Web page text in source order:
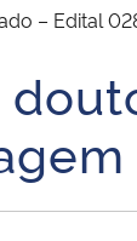
Regional
da União
– Edital